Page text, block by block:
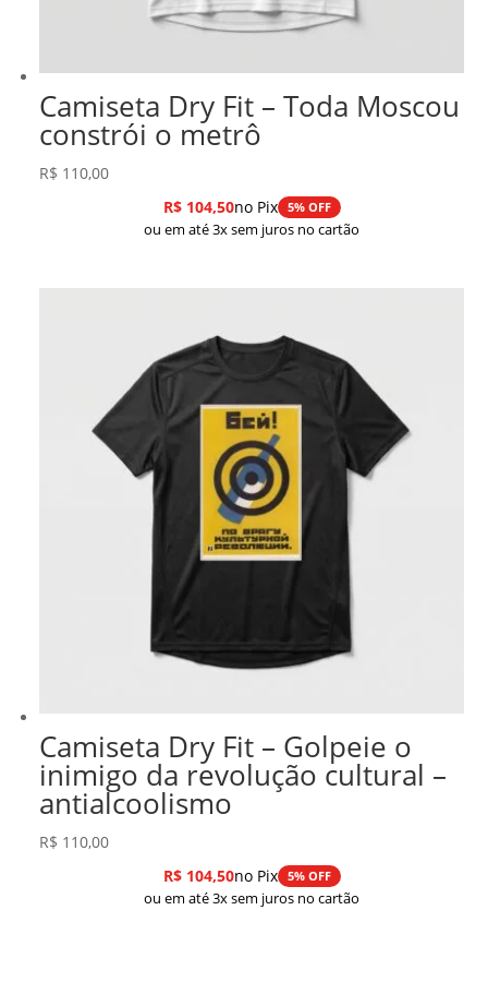
Camiseta Dry Fit – Toda Moscou
constrói o metrô
R$ 110,00
R$104,50no Pix 5% OFF
ou em até 3x sem juros no cartão
Camiseta Dry Fit – Golpeie o
inimigo da revolução cultural –
antialcoolismo
R$ 110,00
R$104,50no Pix 5% OFF
ou em até 3x sem juros no cartão